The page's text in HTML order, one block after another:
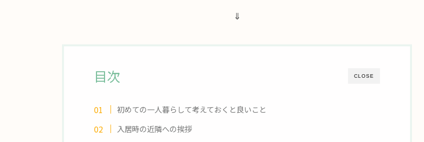
⇓
CLOSE
目次
初めての一人暮らして考えておくと良いこと
入居時の近隣への挨拶